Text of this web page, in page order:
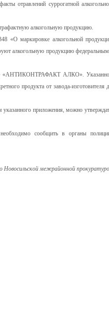
отравлений суррогатной
алкогольную продукцию.
«О маркировке алкогольной
алкогольную продукцию
«АНТИКОНТРАФАКТ АЛКО».
продукта от завода-изготовителя
указанного приложения, можно
сообщить в органы
Новосильской межрайонной